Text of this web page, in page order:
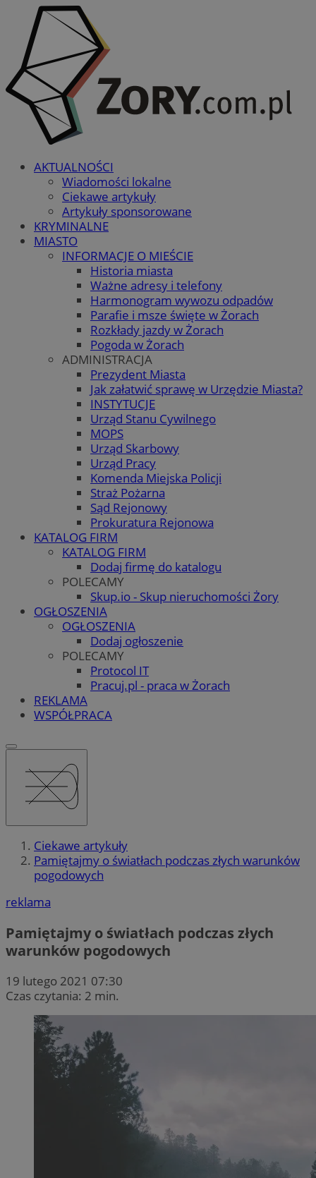
AKTUALNOŚCI
Wiadomości lokalne
Ciekawe artykuły
Artykuły sponsorowane
KRYMINALNE
MIASTO
INFORMACJE O MIEŚCIE
Historia miasta
Ważne adresy i telefony
Harmonogram wywozu odpadów
Parafie i msze święte w Żorach
Rozkłady jazdy w Żorach
Pogoda w Żorach
ADMINISTRACJA
Prezydent Miasta
Jak załatwić sprawę w Urzędzie Miasta?
INSTYTUCJE
Urząd Stanu Cywilnego
MOPS
Urząd Skarbowy
Urząd Pracy
Komenda Miejska Policji
Straż Pożarna
Sąd Rejonowy
Prokuratura Rejonowa
KATALOG FIRM
KATALOG FIRM
Dodaj firmę do katalogu
POLECAMY
Skup.io - Skup nieruchomości Żory
OGŁOSZENIA
OGŁOSZENIA
Dodaj ogłoszenie
POLECAMY
Protocol IT
Pracuj.pl - praca w Żorach
REKLAMA
WSPÓŁPRACA
Ciekawe artykuły
Pamiętajmy o światłach podczas złych warunków
pogodowych
reklama
Pamiętajmy o światłach podczas złych
warunków pogodowych
19 lutego 2021 07:30
Czas czytania: 2 min.